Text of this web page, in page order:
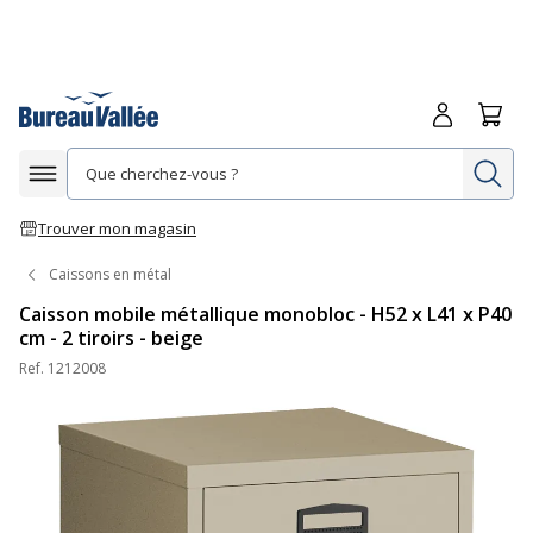
Afficher la navigation
Trouver mon magasin
Me
Caissons en métal
Caisson mobile métallique monobloc - H52 x L41 x P40
cm - 2 tiroirs - beige
Ref. 1212008